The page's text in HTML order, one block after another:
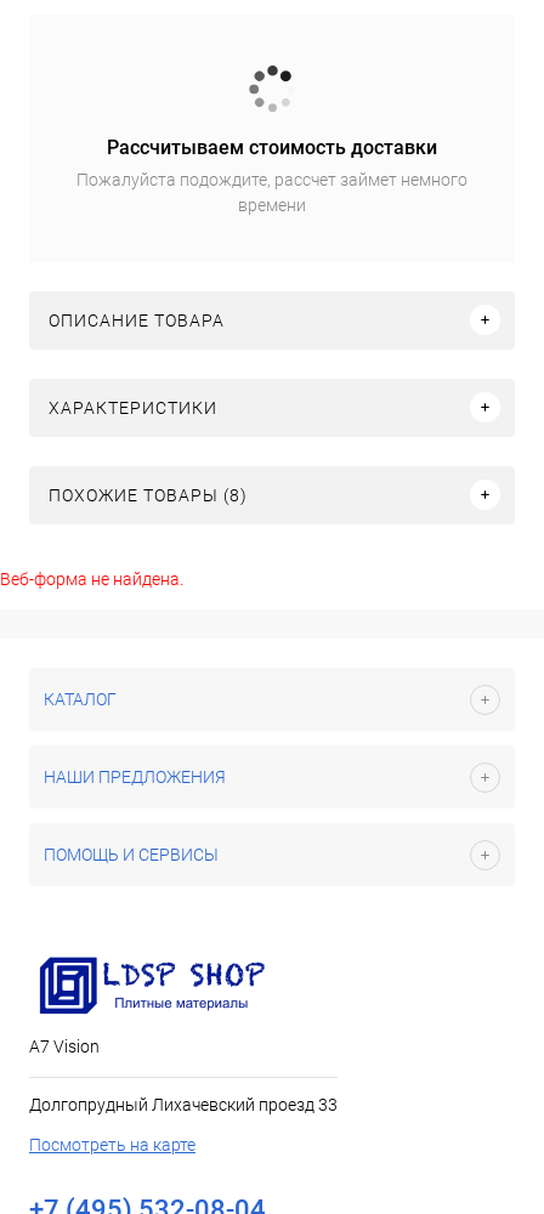
Рассчитываем стоимость доставки
Пожалуйста подождите, рассчет займет немного
времени
ОПИСАНИЕ ТОВАРА
ХАРАКТЕРИСТИКИ
ПОХОЖИЕ ТОВАРЫ (8)
Веб-форма не найдена.
КАТАЛОГ
НАШИ ПРЕДЛОЖЕНИЯ
ПОМОЩЬ И СЕРВИСЫ
А7 Vision
Долгопрудный Лихачевский проезд 33
Посмотреть на карте